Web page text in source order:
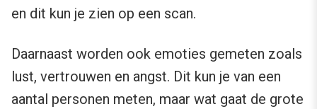
en dit kun je zien op een scan.
Daarnaast worden ook emoties gemeten zoals
lust, vertrouwen en angst. Dit kun je van een
aantal personen meten, maar wat gaat de grote